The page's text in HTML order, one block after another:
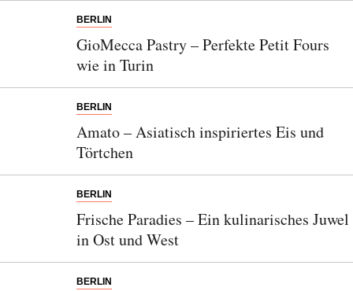
BERLIN
GioMecca Pastry – Perfekte Petit Fours
wie in Turin
BERLIN
Amato – Asiatisch inspiriertes Eis und
Törtchen
BERLIN
Frische Paradies – Ein kulinarisches Juwel
in Ost und West
BERLIN